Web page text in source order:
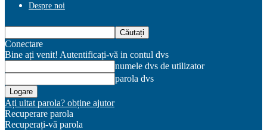
Despre noi
Conectare
Bine ați venit! Autentificați-vă in contul dvs
numele dvs de utilizator
parola dvs
Ați uitat parola? obține ajutor
Recuperare parola
Recuperați-vă parola